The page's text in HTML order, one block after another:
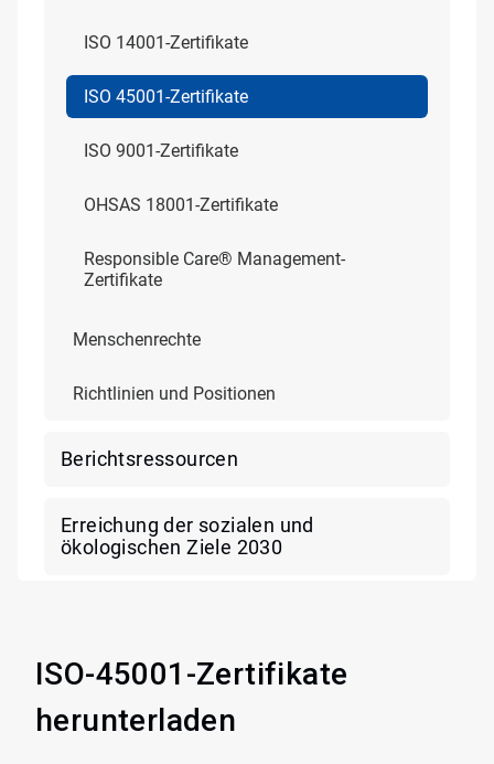
ISO 14001-Zertifikate
ISO 45001-Zertifikate
ISO 9001-Zertifikate
OHSAS 18001-Zertifikate
Responsible Care® Management-
Zertifikate
Menschenrechte
Richtlinien und Positionen
Berichtsressourcen
Erreichung der sozialen und
ökologischen Ziele 2030
ISO-45001-Zertifikate
herunterladen